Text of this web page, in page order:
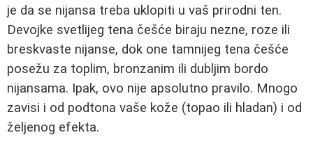
je da se nijansa treba uklopiti u vaš prirodni ten.
Devojke svetlijeg tena češće biraju nezne, roze ili
breskvaste nijanse, dok one tamnijeg tena češće
posežu za toplim, bronzanim ili dubljim bordo
nijansama. Ipak, ovo nije apsolutno pravilo. Mnogo
zavisi i od podtona vaše kože (topao ili hladan) i od
željenog efekta.